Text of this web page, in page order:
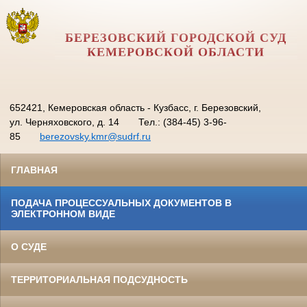
БЕРЕЗОВСКИЙ ГОРОДСКОЙ СУД
КЕМЕРОВСКОЙ ОБЛАСТИ
652421, Кемеровская область - Кузбасс, г. Березовский,
ул. Черняховского, д. 14
Тел.: (384-45) 3-96-
85
berezovsky.kmr@sudrf.ru
ГЛАВНАЯ
ПОДАЧА ПРОЦЕССУАЛЬНЫХ ДОКУМЕНТОВ В
ЭЛЕКТРОННОМ ВИДЕ
О СУДЕ
ТЕРРИТОРИАЛЬНАЯ ПОДСУДНОСТЬ